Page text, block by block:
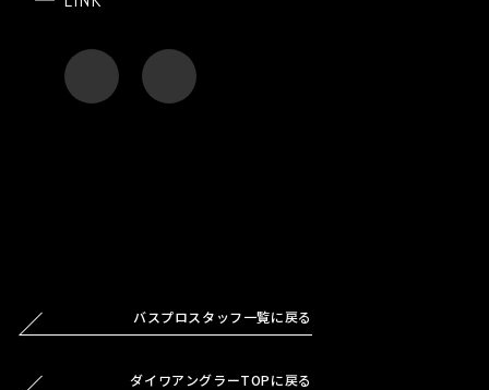
バスプロスタッフ一覧に戻る
ダイワアングラーTOPに戻る